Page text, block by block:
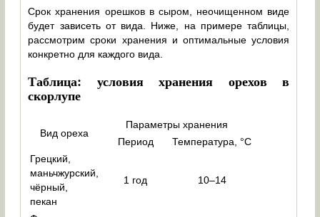
Срок хранения орешков в сыром, неочищенном виде
будет зависеть от вида. Ниже, на примере таблицы,
рассмотрим сроки хранения и оптимальные условия
конкретно для каждого вида.
Таблица: условия хранения орехов в
скорлупе
Вид ореха
Параметры хранения
Период
Температура, °C
Грецкий,
маньчжурский,
чёрный,
пекан
1 год 10–14